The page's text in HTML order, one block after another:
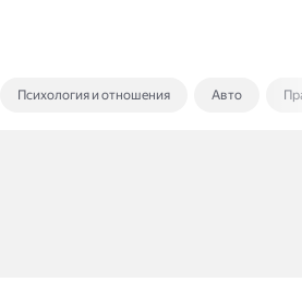
Психология и отношения Авто